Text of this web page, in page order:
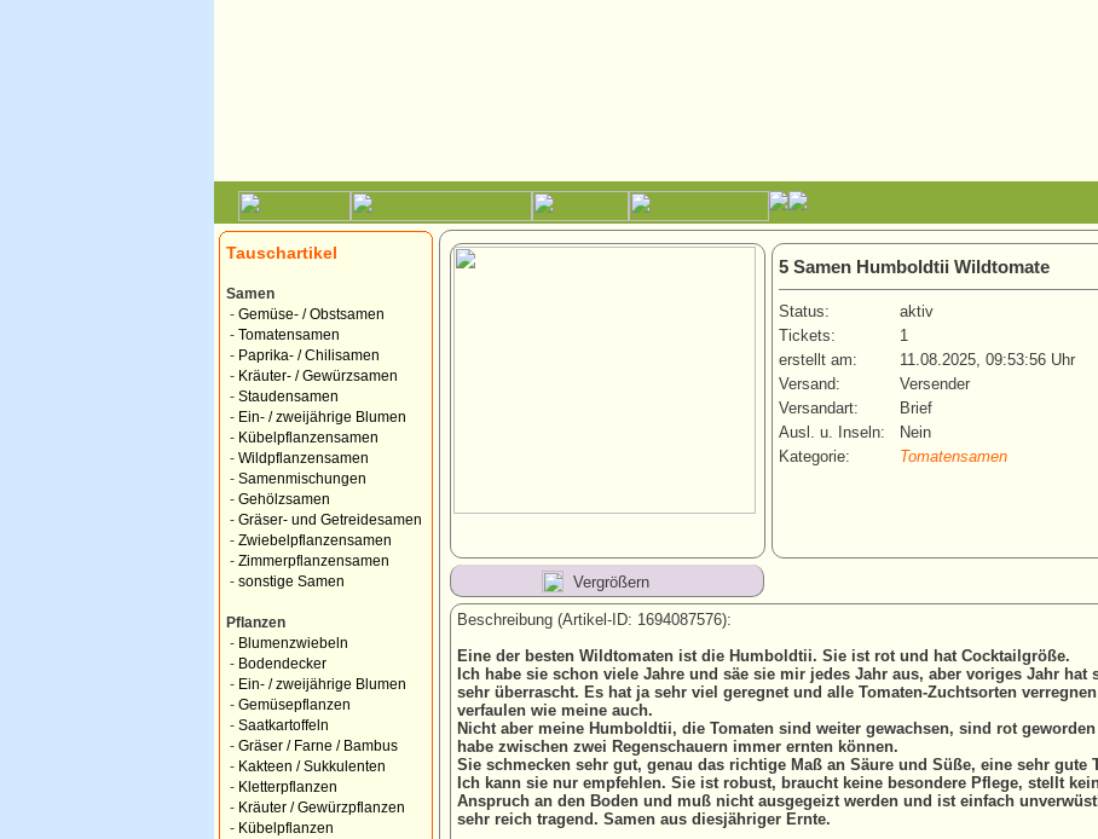
Tauschartikel
Samen
- Gemüse- / Obstsamen
- Tomatensamen
- Paprika- / Chilisamen
- Kräuter- / Gewürzsamen
- Staudensamen
- Ein- / zweijährige Blumen
- Kübelpflanzensamen
- Wildpflanzensamen
- Samenmischungen
- Gehölzsamen
- Gräser- und Getreidesamen
- Zwiebelpflanzensamen
- Zimmerpflanzensamen
- sonstige Samen
Pflanzen
- Blumenzwiebeln
- Bodendecker
- Ein- / zweijährige Blumen
- Gemüsepflanzen
- Saatkartoffeln
- Gräser / Farne / Bambus
- Kakteen / Sukkulenten
- Kletterpflanzen
- Kräuter / Gewürzpflanzen
- Kübelpflanzen
5 Samen Humboldtii Wildtomate
Status:
aktiv
Tickets:
1
erstellt am:
11.08.2025, 09:53:56 Uhr
Versand:
Versender
Versandart:
Brief
Ausl. u. Inseln:
Nein
Kategorie:
Tomatensamen
Vergrößern
Beschreibung (Artikel-ID: 1694087576):
Eine der besten Wildtomaten ist die Humboldtii. Sie ist rot und hat Cocktailgröße.
Ich habe sie schon viele Jahre und säe sie mir jedes Jahr aus, aber voriges Jahr hat
sehr überrascht. Es hat ja sehr viel geregnet und alle Tomaten-Zuchtsorten
verfaulen wie meine auch.
Nicht aber meine Humboldtii, die Tomaten sind weiter gewachsen, sind rot
habe zwischen zwei Regenschauern immer ernten können.
Sie schmecken sehr gut, genau das richtige Maß an Säure und Süße, eine sehr gute
Ich kann sie nur empfehlen. Sie ist robust, braucht keine besondere Pflege, stellt
Anspruch an den Boden und muß nicht ausgegeizt werden und ist einfach
sehr reich tragend. Samen aus diesjähriger Ernte.